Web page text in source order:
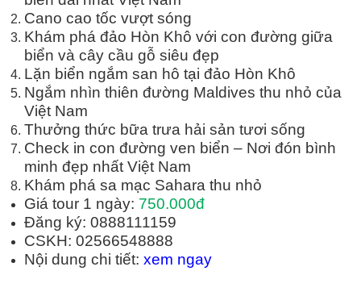
Cano cao tốc vượt sóng
Khám phá đảo Hòn Khô với con đường giữa
biển và cây cầu gỗ siêu đẹp
Lặn biển ngắm san hô tại đảo Hòn Khô
Ngắm nhìn thiên đường Maldives thu nhỏ của
Việt Nam
Thưởng thức bữa trưa hải sản tươi sống
Check in con đường ven biển – Nơi đón bình
minh đẹp nhất Việt Nam
Khám phá sa mạc Sahara thu nhỏ
Giá tour 1 ngày: 750.000đ
Đăng ký: 0888111159
CSKH: 02566548888
Nội dung chi tiết: xem ngay